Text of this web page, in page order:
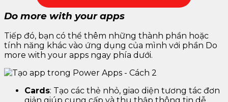
Do more with your apps
Tiếp đó, bạn có thể thêm những thành phần hoặc
tính năng khác vào ứng dụng của mình với phần Do
more with your apps ngay phía dưới.
Cards: Tạo các thẻ nhỏ, giao diện tương tác đơn